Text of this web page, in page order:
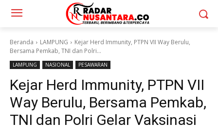
Beranda LAMPUNG
Kejar Herd Immunity, PTPN VII Way Berulu,
Bersama Pemkab, TNI dan Polri...
LAMPUNG NASIONAL PESAWARAN
Kejar Herd Immunity, PTPN VII
Way Berulu, Bersama Pemkab,
TNI dan Polri Gelar Vaksinasi